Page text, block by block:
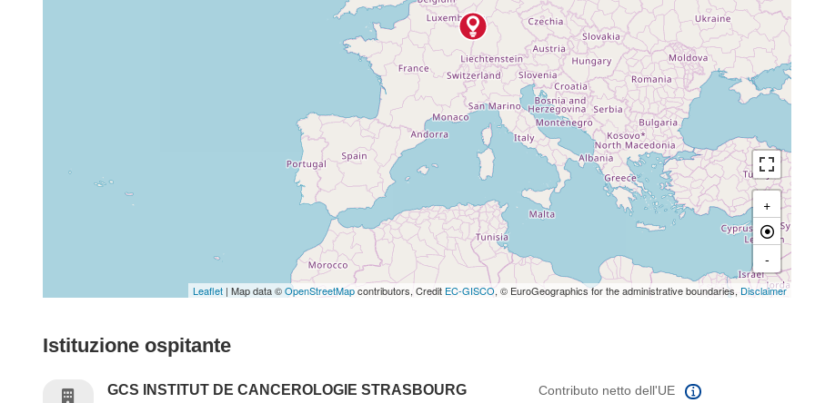
+
-
Leaflet | Map data ©OpenStreetMapcontributors, Credit EC-GISCO, © EuroGeographics for the administrative boundaries, Disclaimer
Istituzione ospitante
GCS INSTITUT DE CANCEROLOGIE STRASBOURG
Contributo netto dell'UE